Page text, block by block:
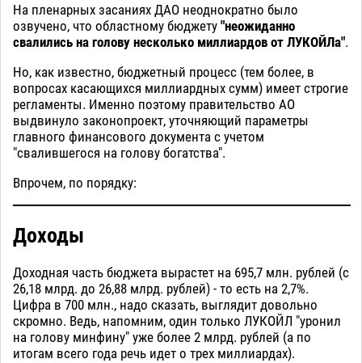
На пленарных засаниях ДАО неоднократно было
озвучено, что областному бюджету "неожиданно
свалились на голову несколько миллиардов от ЛУКОЙЛа".
Но, как известно, бюджетный процесс (тем более, в
вопросах касающихся миллиардных сумм) имеет строгие
регламенты. Именно поэтому правительство АО
выдвинуло законопроект, уточняющий параметры
главного финансового документа с учетом
"свалившегося на голову богатства".
Впрочем, по порядку:
Доходы
Доходная часть бюджета вырастет на 695,7 млн. рублей (с
26,18 млрд. до 26,88 млрд. рублей) - то есть на 2,7%.
Цифра в 700 млн., надо сказать, выглядит довольно
скромно. Ведь, напомним, один только ЛУКОЙЛ "уронил
на голову минфину" уже более 2 млрд. рублей (а по
итогам всего года речь идет о трех миллиардах).